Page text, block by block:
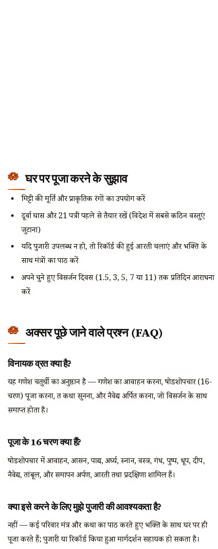
घर पर पूजा करने के सुझाव
मिट्टी की मूर्ति और प्राकृतिक रंगों का उपयोग करें
दूर्वा घास और 21 पत्री पहले से तैयार रखें (विदेश में सबसे कठिन वस्तुएं
जुटाना)
यदि पुजारी उपलब्ध न हो, तो रिकॉर्ड की हुई आरती चलाएं और भक्ति के
साथ मंत्रों का पाठ करें
अपने चुने हुए विसर्जन दिवस (1.5, 3, 5, 7 या 11) तक प्रतिदिन आराधना
करें
अक्सर पूछे जाने वाले प्रश्न (FAQ)
विनायक व्रत क्या है?
यह गणेश चतुर्थी का अनुष्ठान है — गणेश का आवाहन करना, षोडशोपचार (16-
चरण) पूजा करना, व्रत कथा सुनना, और नैवेद्य अर्पित करना, जो विसर्जन के साथ
समाप्त होता है।
पूजा के 16 चरण क्या हैं?
षोडशोपचार में आवाहन, आसन, पाद्य, अर्घ्य, स्नान, वस्त्र, गंध, पुष्प, धूप, दीप,
नैवेद्य, तांबूल, और समापन अर्पण, आरती तथा प्रदक्षिणा शामिल हैं।
क्या इसे करने के लिए मुझे पुजारी की आवश्यकता है?
नहीं — कई परिवार मंत्र और कथा का पाठ करते हुए भक्ति के साथ घर पर ही
पूजा करते हैं; पुजारी या रिकॉर्ड किया हुआ मार्गदर्शन सहायक हो सकता है।